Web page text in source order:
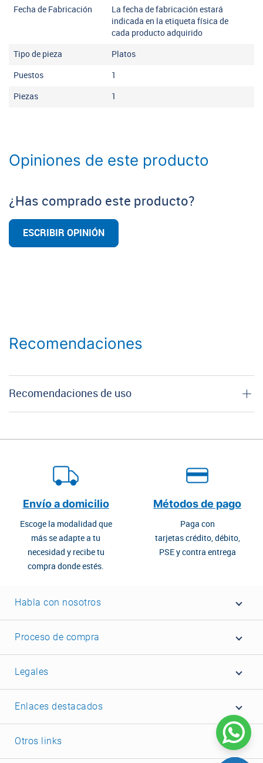
Fecha de Fabricación
La fecha de fabricación estará
indicada en la etiqueta física de
cada producto adquirido
Tipo de pieza Platos
Puestos 1
Piezas 1
Opiniones de este producto
¿Has comprado este producto?
ESCRIBIR OPINIÓN
Recomendaciones
Recomendaciones de uso
Envío a domicilio
Escoge la modalidad que
más se adapte a tu
necesidad y recibe tu
compra donde estés.
Métodos de pago
Paga con
tarjetas crédito, débito,
PSE y contra entrega
Habla con nosotros
Proceso de compra
Legales
Enlaces destacados
Otros links